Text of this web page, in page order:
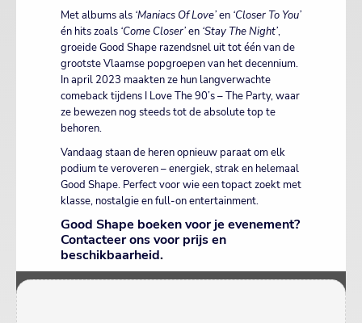
Met albums als ‘Maniacs Of Love’en ‘Closer To You’
én hits zoals ‘Come Closer’en ‘Stay The Night’,
groeide Good Shape razendsnel uit tot één van de
grootste Vlaamse popgroepen van het decennium.
In april 2023 maakten ze hun langverwachte
comeback tijdens I Love The 90’s – The Party, waar
ze bewezen nog steeds tot de absolute top te
behoren.
Vandaag staan de heren opnieuw paraat om elk
podium te veroveren – energiek, strak en helemaal
Good Shape. Perfect voor wie een topact zoekt met
klasse, nostalgie en full-on entertainment.
Good Shape boeken voor je evenement?
Contacteer ons voor prijs en
beschikbaarheid.